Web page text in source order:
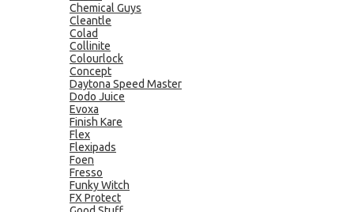
Chemical Guys
Cleantle
Colad
Collinite
Colourlock
Concept
Daytona Speed Master
Dodo Juice
Evoxa
Finish Kare
Flex
Flexipads
Foen
Fresso
Funky Witch
FX Protect